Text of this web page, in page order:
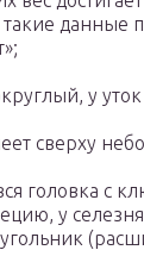
такие данные
у
сверху
головка с
у